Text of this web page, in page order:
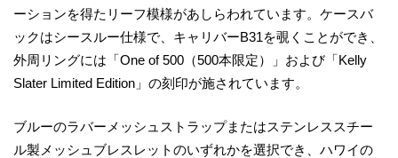
ーションを得たリーフ模様があしらわれています。ケースバ
ックはシースルー仕様で、キャリバーB31を覗くことができ、
外周リングには「One of 500（500本限定）」および「Kelly
Slater Limited Edition」の刻印が施されています。
ブルーのラバーメッシュストラップまたはステンレススチー
ル製メッシュブレスレットのいずれかを選択でき、ハワイの